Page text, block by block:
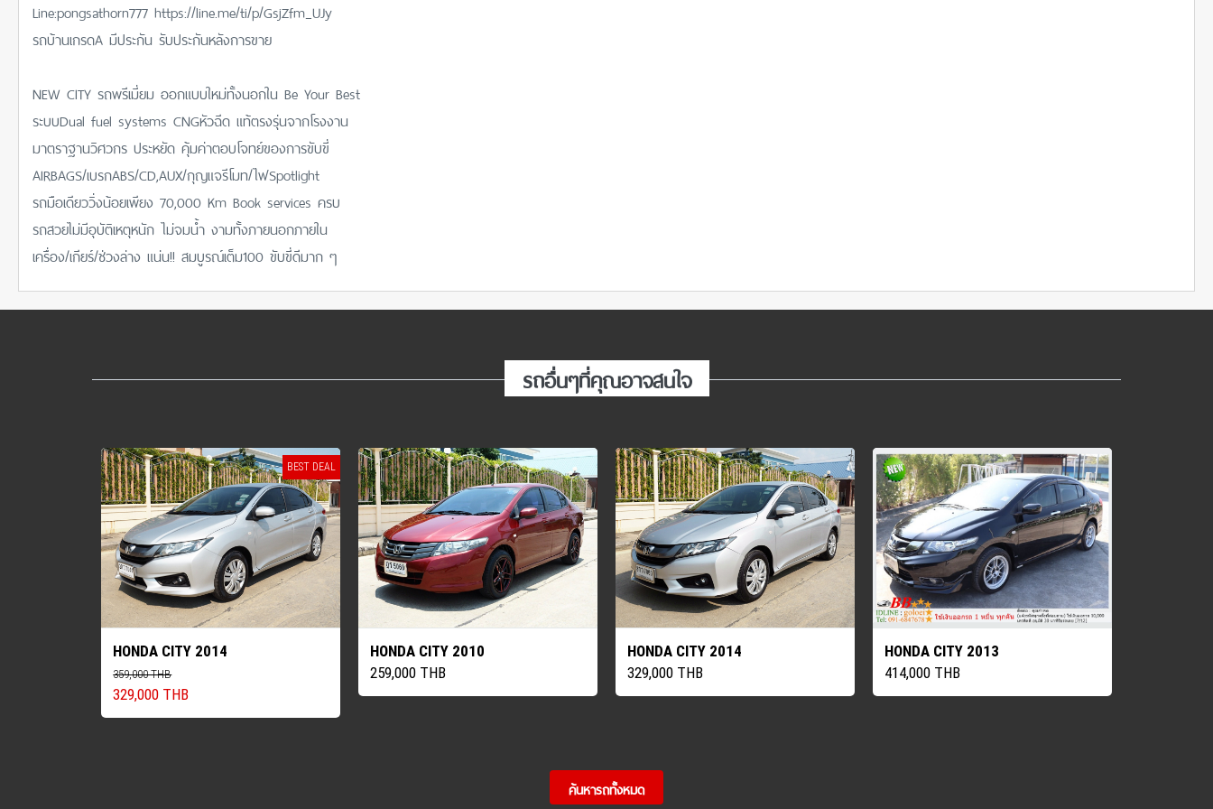
Line:pongsathorn777 https://line.me/ti/p/GsjZfm_UJy
รถบ้านเกรดA มีประกัน รับประกันหลังการขาย
NEW CITY รถพรีเมี่ยม ออกแบบใหม่ทั้งนอกใน Be Your Best
ระบบDual fuel systems CNGหัวฉีด แท้ตรงรุ่นจากโรงงาน
มาตราฐานวิศวกร ประหยัด คุ้มค่าตอบโจทย์ของการขับขี่
AIRBAGS/เบรกABS/CD,AUX/กุญแจรีโมท/ไฟSpotlight
รถมือเดียววิ่งน้อยเพียง 70,000 Km Book services ครบ
รถสวยไม่มีอุบัติเหตุหนัก ไม่จมน้ำ งามทั้งภายนอกภายใน
เครื่อง/เกียร์/ช่วงล่าง แน่น!! สมบูรณ์เต็ม100 ขับขี่ดีมาก ๆ
รถอื่นๆที่คุณอาจสนใจ
BEST DEAL
HONDA CITY 2014
359,000 THB
329,000 THB
HONDA CITY 2010
259,000 THB
HONDA CITY 2014
329,000 THB
HONDA CITY 2013
414,000 THB
ค้นหารถทั้งหมด